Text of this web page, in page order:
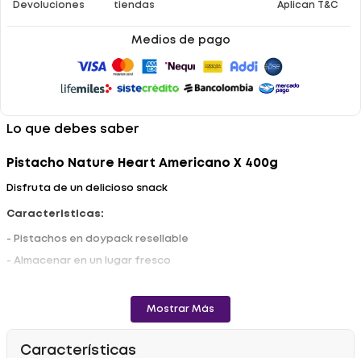
Devoluciones
tiendas
Aplican T&C
Medios de pago
Lo que debes saber
Pistacho Nature Heart Americano X 400g
Disfruta de un delicioso snack
Caracteristicas:
- Pistachos en doypack resellable
- Almacenar en un lugar fresco
Mostrar Más
Características